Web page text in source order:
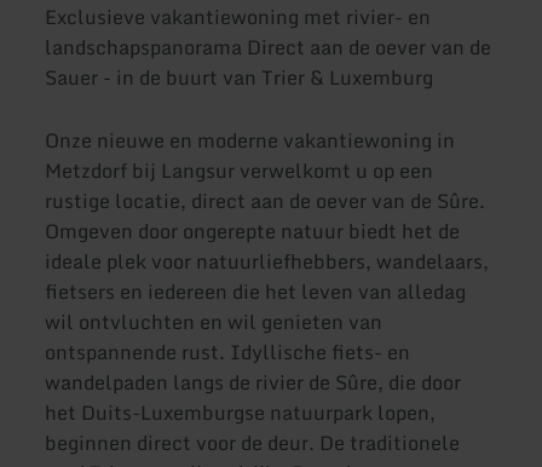
Exclusieve vakantiewoning met rivier- en
landschapspanorama Direct aan de oever van de
Sauer - in de buurt van Trier & Luxemburg
Onze nieuwe en moderne vakantiewoning in
Metzdorf bij Langsur verwelkomt u op een
rustige locatie, direct aan de oever van de Sûre.
Omgeven door ongerepte natuur biedt het de
ideale plek voor natuurliefhebbers, wandelaars,
fietsers en iedereen die het leven van alledag
wil ontvluchten en wil genieten van
ontspannende rust. Idyllische fiets- en
wandelpaden langs de rivier de Sûre, die door
het Duits-Luxemburgse natuurpark lopen,
beginnen direct voor de deur. De traditionele